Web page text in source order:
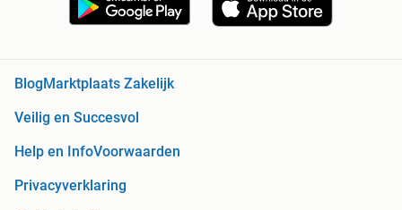
Blog Marktplaats Zakelijk
Veilig en Succesvol
Help en InfoVoorwaarden
Privacyverklaring